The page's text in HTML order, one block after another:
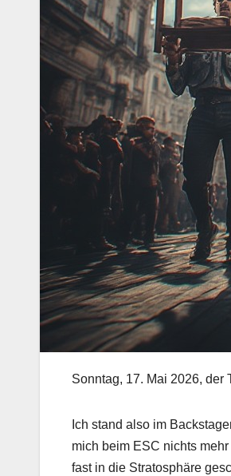
Sonntag, 17. Mai 2026, der
Ich stand also im
mich beim ESC nichts
fast in die Stratosphäre